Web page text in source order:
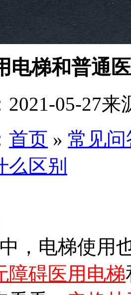
电梯和普通
05-27来
首页 » 常见问
么区别
，电梯使用
障碍医用电梯